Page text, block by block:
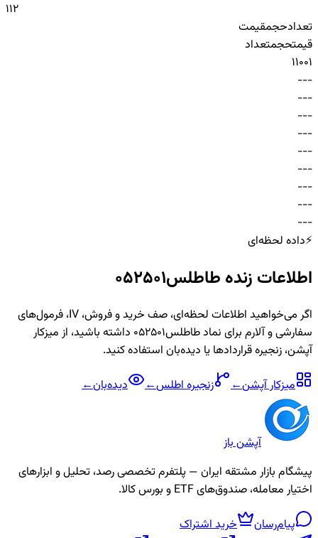
112
تعدادحجمقیمت
قیمتحجمتعداد
11001
-
-
-
-
-
-
-
-
-
-
-
-
-
-
-
-
-
-
-
-
-
-
-
-
-
-
-
⚡داده لحظه‌ای
اطلاعات زنده طاطلس052501
اگر می‌خواهید اطلاعات لحظه‌ای، صف خرید و فروش، IV، فرمول‌های
سفارشی و آلارم برای نمادطاطلس052501
داشته باشید، از میزکار
آپشن، زنجیره قراردادها یا دیده‌بان استفاده کنید.
میزکار آپشن← زنجیرهاطلس← دیده‌بان←
آپشن باز
پیشگام بازار مشتقه ایران — پلتفرم تخصصی رصد، تحلیل و ابزارهای
اختیار معامله، صندوق‌های ETF و بورس کالا.
پیام‌رسان
خرید اشتراک